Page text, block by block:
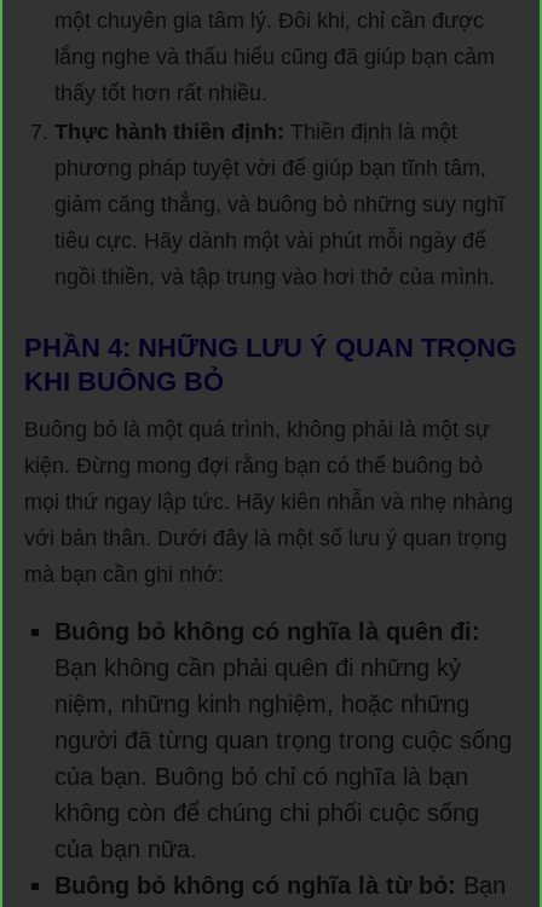
một chuyên gia tâm lý. Đôi khi, chỉ cần được
lắng nghe và thấu hiểu cũng đã giúp bạn cảm
thấy tốt hơn rất nhiều.
Thực hành thiền định: Thiền định là một
phương pháp tuyệt vời để giúp bạn tĩnh tâm,
giảm căng thẳng, và buông bỏ những suy nghĩ
tiêu cực. Hãy dành một vài phút mỗi ngày để
ngồi thiền, và tập trung vào hơi thở của mình.
PHẦN 4: NHỮNG LƯU Ý QUAN TRỌNG
KHI BUÔNG BỎ
Buông bỏ là một quá trình, không phải là một sự
kiện. Đừng mong đợi rằng bạn có thể buông bỏ
mọi thứ ngay lập tức. Hãy kiên nhẫn và nhẹ nhàng
với bản thân. Dưới đây là một số lưu ý quan trọng
mà bạn cần ghi nhớ:
Buông bỏ không có nghĩa là quên đi:
Bạn không cần phải quên đi những kỷ
niệm, những kinh nghiệm, hoặc những
người đã từng quan trọng trong cuộc sống
của bạn. Buông bỏ chỉ có nghĩa là bạn
không còn để chúng chi phối cuộc sống
của bạn nữa.
Buông bỏ không có nghĩa là từ bỏ: Bạn